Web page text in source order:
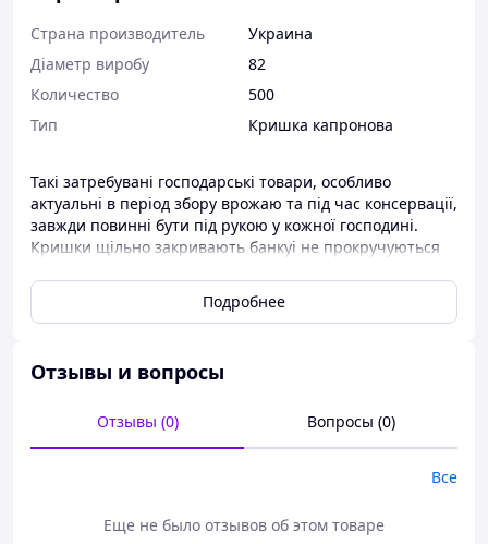
Страна производитель
Украина
Діаметр виробу
82
Количество
500
Тип
Кришка капронова
Такі затребувані господарські товари, особливо
актуальні в період збору врожаю та під час консервації,
завжди повинні бути під рукою у кожної господині.
Кришки щільно закривають банкуі не прокручуються
транспортування продуктів),а також для запобігання
провітрюванню і продовження терміну придатності
Кришка капронова"Біла"
Кількість в упаковці: 500 шт.
Матеріал: харчовий пластик
Подробнее
Отзывы и вопросы
Отзывы (0) Вопросы (0)
Все
Еще не было отзывов об этом товаре